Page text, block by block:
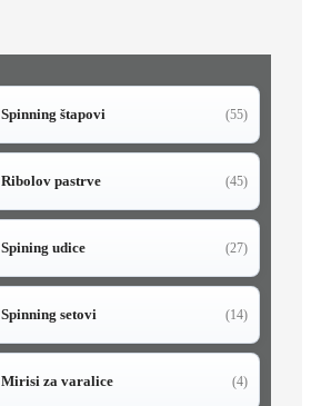
Spinning štapovi (55)
Ribolov pastrve (45)
Spining udice (27)
Spinning setovi (14)
Mirisi za varalice (4)